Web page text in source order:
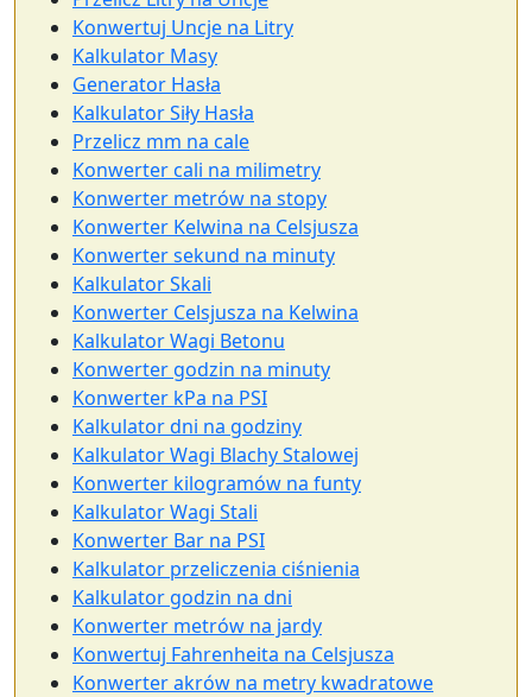
Konwertuj Uncje na Litry
Kalkulator Masy
Generator Hasła
Kalkulator Siły Hasła
Przelicz mm na cale
Konwerter cali na milimetry
Konwerter metrów na stopy
Konwerter Kelwina na Celsjusza
Konwerter sekund na minuty
Kalkulator Skali
Konwerter Celsjusza na Kelwina
Kalkulator Wagi Betonu
Konwerter godzin na minuty
Konwerter kPa na PSI
Kalkulator dni na godziny
Kalkulator Wagi Blachy Stalowej
Konwerter kilogramów na funty
Kalkulator Wagi Stali
Konwerter Bar na PSI
Kalkulator przeliczenia ciśnienia
Kalkulator godzin na dni
Konwerter metrów na jardy
Konwertuj Fahrenheita na Celsjusza
Konwerter akrów na metry kwadratowe